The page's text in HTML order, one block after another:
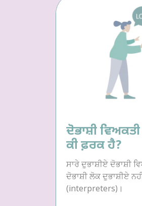
ਦੋਭਾਸ਼ੀ
ਕੀ ਫ਼ਰਕ ਹੈ?
ਸਾਰੇ ਦੁਭਾਸ਼ੀਏ ਦੋਭਾਸ਼ੀ
ਦੋਭਾਸ਼ੀ ਲੋਕ ਦੁਭਾਸ਼ੀਏ
(interpreters)।